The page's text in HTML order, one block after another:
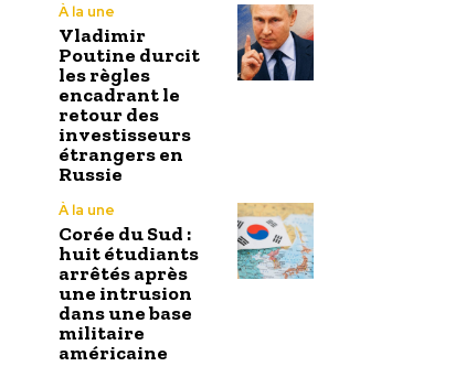
À la une
Vladimir
Poutine durcit
les règles
encadrant le
retour des
investisseurs
étrangers en
Russie
À la une
Corée du Sud :
huit étudiants
arrêtés après
une intrusion
dans une base
militaire
américaine